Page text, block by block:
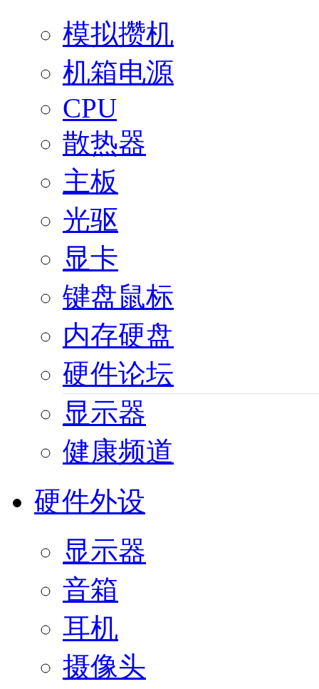
模拟攒机
机箱电源
CPU
散热器
主板
光驱
显卡
键盘鼠标
内存硬盘
硬件论坛
显示器
健康频道
硬件外设
显示器
音箱
耳机
摄像头